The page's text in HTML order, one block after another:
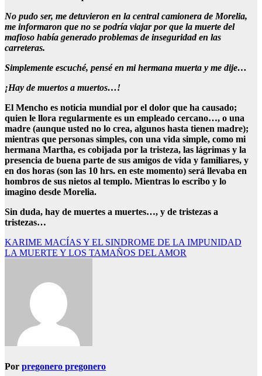
No pudo ser, me detuvieron en la central camionera de Morelia,
me informaron que no se podría viajar por que la muerte del
mafioso había generado problemas de inseguridad en las
carreteras.
Simplemente escuché, pensé en mi hermana muerta y me dije…
¡Hay de muertos a muertos…!
El Mencho es noticia mundial por el dolor que ha causado;
quien le llora regularmente es un empleado cercano…, o una
madre (aunque usted no lo crea, algunos hasta tienen madre);
mientras que personas simples, con una vida simple, como mi
hermana Martha, es cobijada por la tristeza, las lágrimas y la
presencia de buena parte de sus amigos de vida y familiares, y
en dos horas (son las 10 hrs. en este momento) será llevaba en
hombros de sus nietos al templo. Mientras lo escribo y lo
imagino desde Morelia.
Sin duda, hay de muertes a muertes…, y de tristezas a
tristezas…
Navegación
de
KARIME MACÍAS Y EL SINDROME DE LA IMPUNIDAD
LA MUERTE Y LOS TAMAÑOS DEL AMOR
Por pregonero pregonero